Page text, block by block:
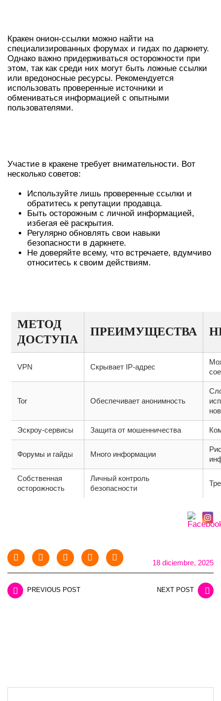
Кракен онион-ссылки можно найти на
специализированных форумах и гидах по даркнету.
Однако важно придерживаться осторожности при
этом, так как среди них могут быть ложные ссылки
или вредоносные ресурсы. Рекомендуется
использовать проверенные источники и
обмениваться информацией с опытными
пользователями.
Участие в кракене требует внимательности. Вот
несколько советов:
Используйте лишь проверенные ссылки и
обратитесь к репутации продавца.
Быть осторожным с личной информацией,
избегая её раскрытия.
Регулярно обновлять свои навыки
безопасности в даркнете.
Не доверяйте всему, что встречаете, вдумчиво
относитесь к своим действиям.
МЕТОД
ДОСТУПА
ПРЕИМУЩЕСТВА
VPN Скрывает IP-адрес
Tor Обеспечивает анонимность
Эскроу-сервисы Защита от мошенничества
Форумы и гайды Много информации
Собственная
осторожность
Личный контроль
безопасности
18 diciembre, 2025
PREVIOUS POST NEXT POST